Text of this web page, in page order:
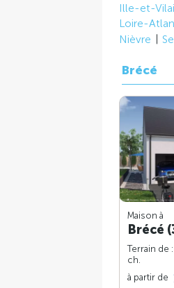
Ille-et-
Loire-
Nièvre
Brécé
Maison à
Brécé
Terrain de
ch.
à partir de